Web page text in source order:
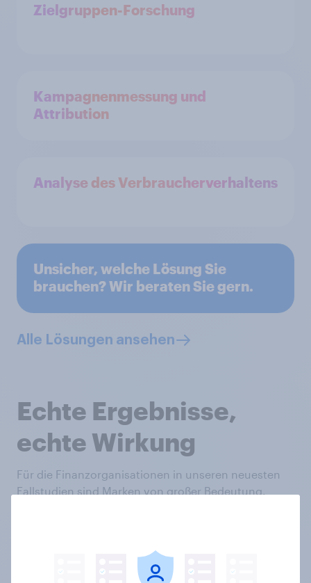
Zielgruppen-Forschung
Kampagnenmessung und
Attribution
Analyse des Verbraucherverhaltens
Unsicher, welche Lösung Sie
brauchen? Wir beraten Sie gern.
Alle Lösungen ansehen
Echte Ergebnisse,
echte Wirkung
Für die Finanzorganisationen in unseren neuesten
Fallstudien sind Marken von großer Bedeutung.